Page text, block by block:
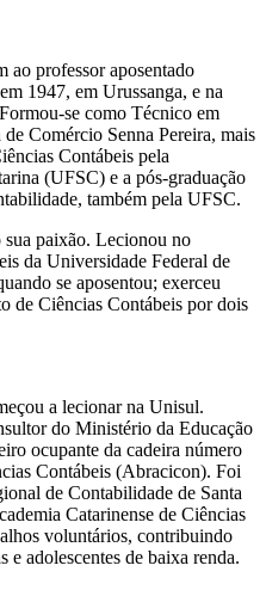
ao professor aposentado
1947, em Urussanga, e na
se como Técnico em
Comércio Senna Pereira, mais
Contábeis pela
(UFSC) e a pós-graduação
também pela UFSC.
paixão. Lecionou no
da Universidade Federal de
se aposentou; exerceu
de Ciências Contábeis por dois
a lecionar na Unisul.
do Ministério da Educação
ocupante da cadeira número
Contábeis (Abracicon). Foi
de Contabilidade de Santa
Catarinense de Ciências
voluntários, contribuindo
e adolescentes de baixa renda.